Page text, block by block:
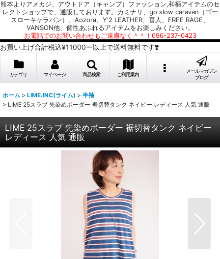
熊本よりアメカジ、アウトドア（キャンプ）ファッション,和柄アイテムのセ
レクトショップで、通販しております。カミナリ、go slow caravan（ゴー
スローキャラバン）、Aozora、Y'2 LEATHER、喜人、FREE RAGE、
VANSON他、個性あふれるアイテムをお楽しみください。
お電話でのお問い合わせもご遠慮なく＾＾！096-237-0423
お買い上げ合計税込¥11000ー以上で送料無料です❣️
カテゴリ マイページ 商品検索 ご利用案内
メールマガジン
ブログ
ホーム > LIME.INC(ライム) > 半袖
> LIME 25スラブ 先染めボーダー 裾切替タンク ネイビー レディース 人気 通販
LIME 25スラブ 先染めボーダー 裾切替タンク ネイビー
レディース 人気 通販